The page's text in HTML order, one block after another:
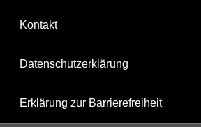
Kontakt
Datenschutzerklärung
Erklärung zur Barrierefreiheit